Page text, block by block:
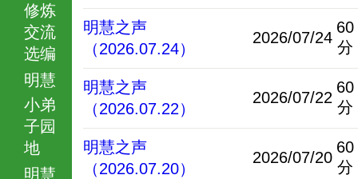
修炼
交流
选编
明慧
小弟
子园
地
明慧
明慧之声
（2026.07.24）
2026/07/24
60
分
明慧之声
（2026.07.22）
2026/07/22
60
分
明慧之声
（2026.07.20）
2026/07/20
60
分